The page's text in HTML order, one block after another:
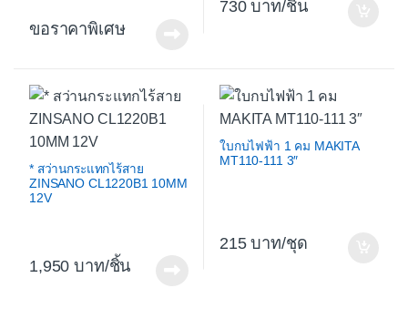
ขอราคาพิเศษ
730 /ชิ้น
* สว่านกระแทกไร้สาย
ZINSANO CL1220B1 10MM
12V
1,950 /ชิ้น
ใบกบไฟฟ้า 1 คม MAKITA
MT110-111 3″
215 /ชุด